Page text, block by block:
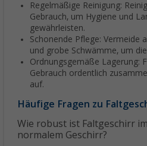
Regelmäßige Reinigung:
Gebrauch, um Hygiene und
gewährleisten.
Schonende Pflege: Vermeide
und grobe Schwämme, um
Ordnungsgemäße Lagerung:
Gebrauch ordentlich
auf.
Häufige Fragen zu
Wie robust ist Faltgeschirr
normalem Geschirr?